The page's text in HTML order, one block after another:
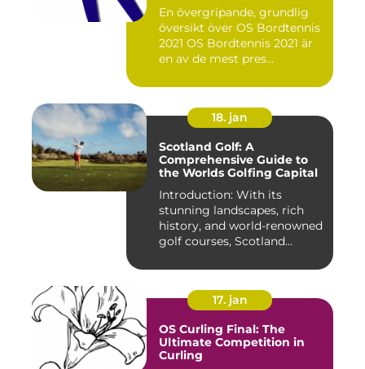
En övergripande, grundlig
översikt över OS Bordtennis
2021 OS Bordtennis 2021 är
en av de mest pres...
18. jan
Scotland Golf: A
Comprehensive Guide to
the Worlds Golfing Capital
Introduction: With its
stunning landscapes, rich
history, and world-renowned
golf courses, Scotland...
17. jan
OS Curling Final: The
Ultimate Competition in
Curling